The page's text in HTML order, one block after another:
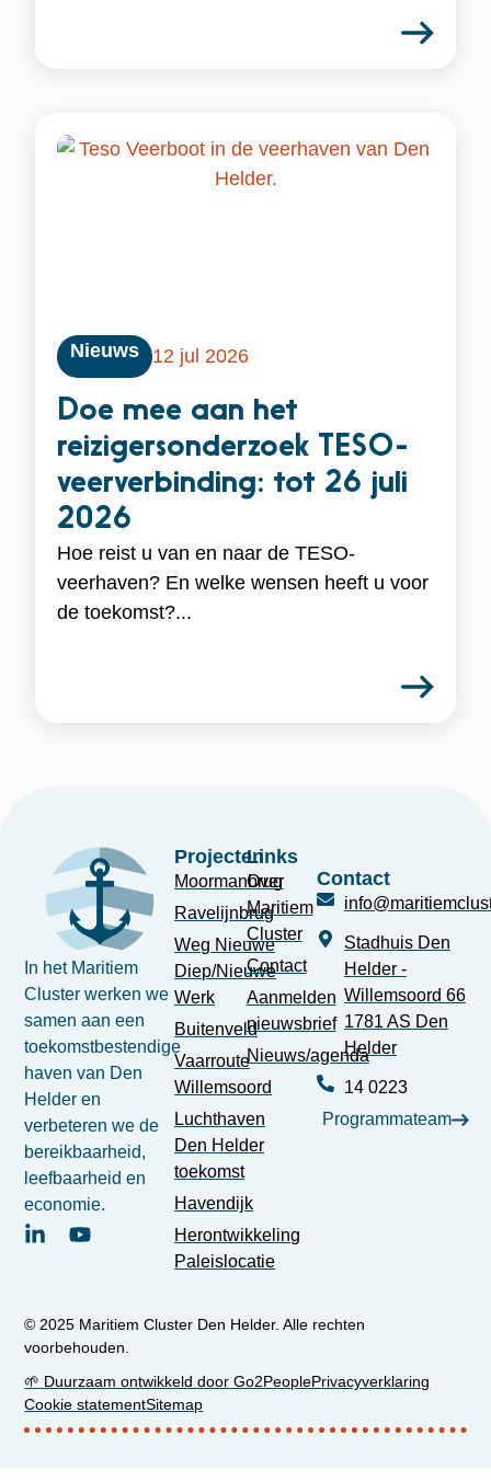
Nieuws 12 jul 2026
Doe mee aan het
reizigersonderzoek TESO-
veerverbinding: tot 26 juli
2026
Hoe reist u van en naar de TESO-
veerhaven? En welke wensen heeft u voor
de toekomst?...
In het Maritiem
Cluster werken we
samen aan een
toekomstbestendige
haven van Den
Helder en
verbeteren we de
bereikbaarheid,
leefbaarheid en
economie.
Contact
Stadhuis Den
Helder -
Willemsoord 66
1781 AS Den
Helder
14 0223
Programmateam
Projecten
Moormanbrug
Ravelijnbrug
Weg Nieuwe
Diep/Nieuwe
Werk
Buitenveld
Vaarroute
Willemsoord
Luchthaven
Den Helder
toekomst
Havendijk
Herontwikkeling
Paleislocatie
Links
Over
Maritiem
Cluster
Contact
Aanmelden
nieuwsbrief
Nieuws/agenda
© 2025 Maritiem Cluster Den Helder. Alle rechten
voorbehouden.
🌱 Duurzaam ontwikkeld door Go2PeoplePrivacyverklaring
Cookie statementSitemap